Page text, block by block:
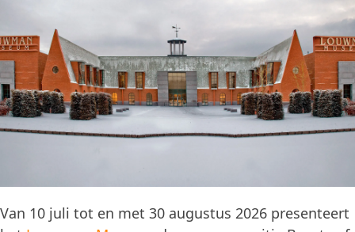
Van 10 juli tot en met 30 augustus 2026 presenteert